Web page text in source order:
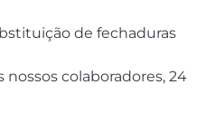
de fechaduras
colaboradores, 24